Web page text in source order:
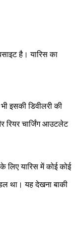
है। यारिस का
इसकी डिवीलरी की
रियर चार्जिंग आउटलेट
लिए यारिस में कोई कोई
था। यह देखना बाकी